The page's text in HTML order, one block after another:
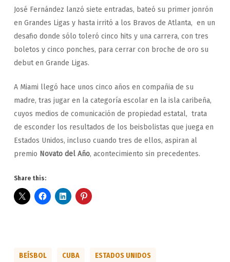
José Fernández lanzó siete entradas, bateó su primer jonrón
en Grandes Ligas y hasta irritó a los Bravos de Atlanta, en un
desafio donde sólo toleró cinco hits y una carrera, con tres
boletos y cinco ponches, para cerrar con broche de oro su
debut en Grande Ligas.
A Miami llegó hace unos cinco años en compañia de su
madre, tras jugar en la categoría escolar en la isla caribeña,
cuyos medios de comunicación de propiedad estatal, trata
de esconder los resultados de los beisbolistas que juega en
Estados Unidos, incluso cuando tres de ellos, aspiran al
premio Novato del Año, acontecimiento sin precedentes.
Share this:
BEÍSBOL CUBA ESTADOS UNIDOS